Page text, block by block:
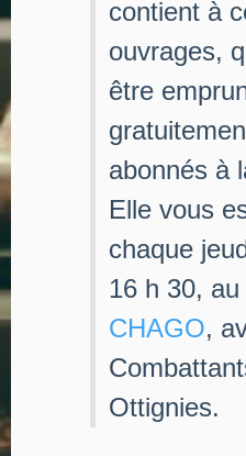
contient à
ouvrages,
être
abonnés à
Elle vous
chaque
16 h 30, au
CHAGO,
Ottignies.